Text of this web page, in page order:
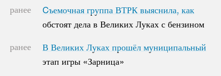
ранее
Cъемочная группа ВТРК выяснила, как
обстоят дела в Великих Луках с бензином
Cъемочная группа ВТРК выяснила, как
обстоят дела в Великих Луках с бензином
ранее
В Великих Луках прошёл муниципальный
этап игры «Зарница»
В Великих Луках прошёл муниципальный
этап игры «Зарница»